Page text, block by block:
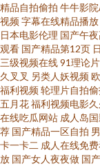
玖大香蕉老司机 爱福
一级片官网 91网站
视频日 AV成人伊人
三级免费网站 久久精
97 一本道二三四区
精品自拍偷拍 牛牛影
视频字幕在线精品播放
日本电影伦理 国产午
观看 国产精品第12页
三级视频在线91理论片
久叉叉 另类人妖视频
福利视频轮理片自拍偷
五月花福利视频电影久
在线吃瓜网站 成人岛
荐 国产精品一区自拍
卡一卡二 成人在线免
放 国产女人夜夜做 国